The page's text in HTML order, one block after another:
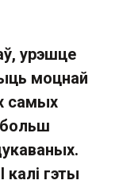
урэшце
моцнай
самых
гэты